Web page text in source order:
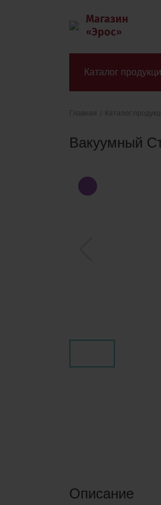
Магазин
«Эрос»
Каталог
Главная Каталог
Вакуумный
Описание